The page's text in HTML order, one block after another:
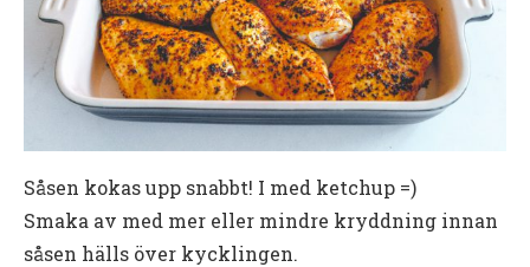
Såsen kokas upp snabbt! I med ketchup =)
Smaka av med mer eller mindre kryddning innan
såsen hälls över kycklingen.